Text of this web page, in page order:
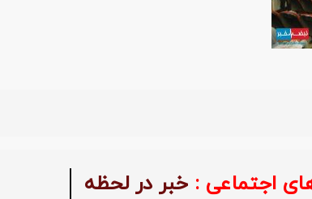
اجتماعی : خبر در لحظه